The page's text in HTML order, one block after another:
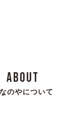
ABOUT
のやについて